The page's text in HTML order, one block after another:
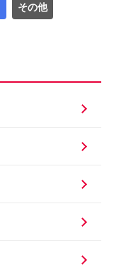
その他